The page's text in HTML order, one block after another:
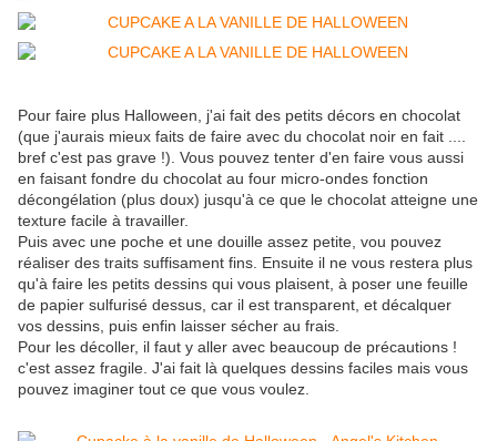
Pour faire plus Halloween, j'ai fait des petits décors en chocolat
(que j'aurais mieux faits de faire avec du chocolat noir en fait ....
bref c'est pas grave !). Vous pouvez tenter d'en faire vous aussi
en faisant fondre du chocolat au four micro-ondes fonction
décongélation (plus doux) jusqu'à ce que le chocolat atteigne une
texture facile à travailler.
Puis avec une poche et une douille assez petite, vou pouvez
réaliser des traits suffisament fins. Ensuite il ne vous restera plus
qu'à faire les petits dessins qui vous plaisent, à poser une feuille
de papier sulfurisé dessus, car il est transparent, et décalquer
vos dessins, puis enfin laisser sécher au frais.
Pour les décoller, il faut y aller avec beaucoup de précautions !
c'est assez fragile. J'ai fait là quelques dessins faciles mais vous
pouvez imaginer tout ce que vous voulez.